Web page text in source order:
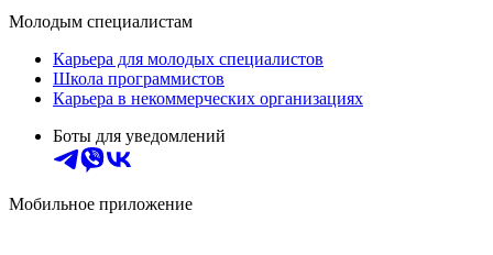
Молодым специалистам
Карьера для молодых специалистов
Школа программистов
Карьера в некоммерческих организациях
Боты для уведомлений
Мобильное приложение